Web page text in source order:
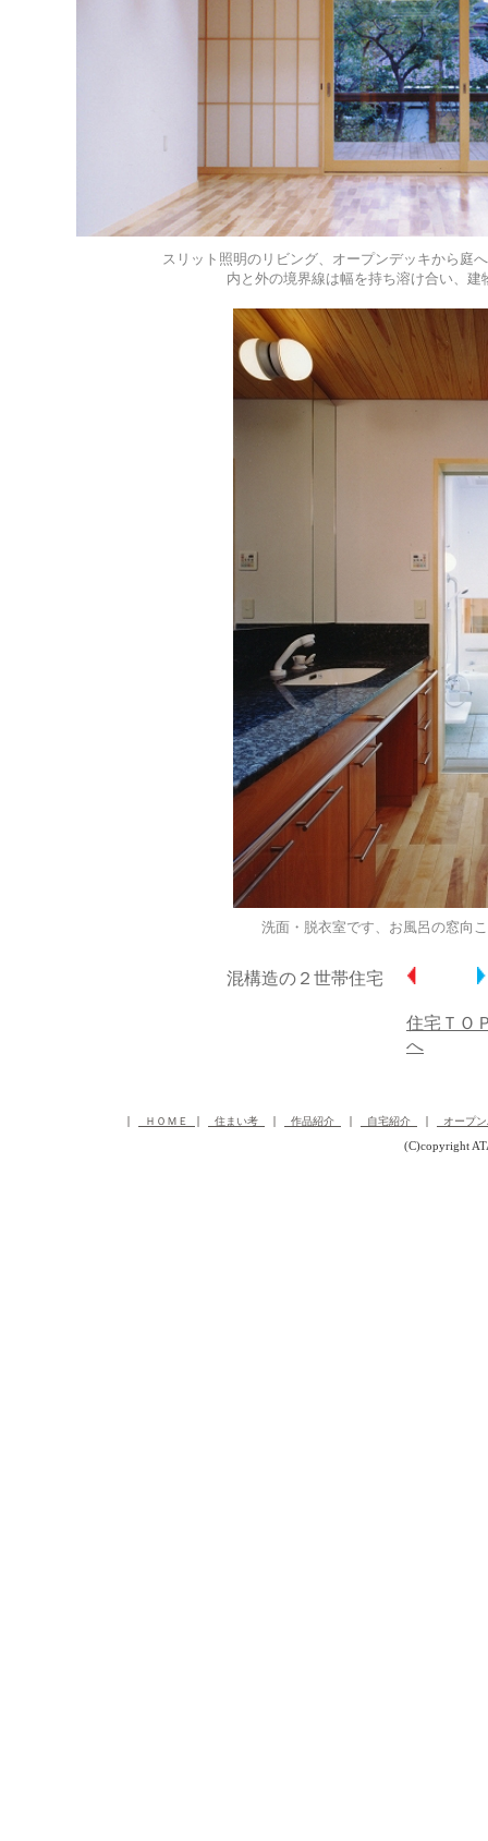
住宅ＴＯ
へ
ＨＯＭＥ 住まい考 作品紹介 自宅紹介 オープ
(C)copyright
混構造の２世帯住宅
洗面・脱衣室です、お風呂の窓向
スリット照明のリビング、オープンデッキから庭
内と外の境界線は幅を持ち溶け合い、